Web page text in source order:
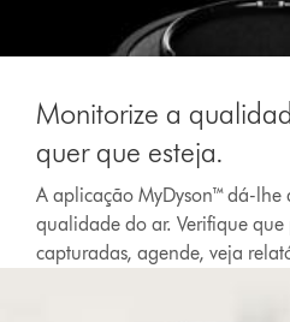
Monitorize a
quer que esteja.
A aplicação MyDyson™ dá-lhe
qualidade do ar. Verifique
capturadas, agende, veja